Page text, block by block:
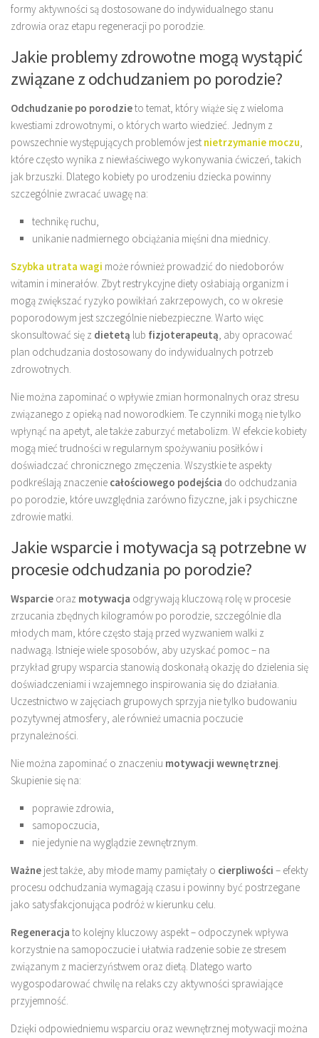
formy aktywności są dostosowane do indywidualnego stanu
zdrowia oraz etapu regeneracji po porodzie.
Jakie problemy zdrowotne mogą wystąpić
związane z odchudzaniem po porodzie?
Odchudzanie po porodzieto temat, który wiąże się z wieloma
kwestiami zdrowotnymi, o których warto wiedzieć. Jednym z
powszechnie występujących problemów jest nietrzymanie moczu,
które często wynika z niewłaściwego wykonywania ćwiczeń, takich
jak brzuszki. Dlatego kobiety po urodzeniu dziecka powinny
szczególnie zwracać uwagę na:
technikę ruchu,
unikanie nadmiernego obciążania mięśni dna miednicy.
Szybka utrata wagi może również prowadzić do niedoborów
witamin i minerałów. Zbyt restrykcyjne diety osłabiają organizm i
mogą zwiększać ryzyko powikłań zakrzepowych, co w okresie
poporodowym jest szczególnie niebezpieczne. Warto więc
skonsultować się z dietetą lub fizjoterapeutą, aby opracować
plan odchudzania dostosowany do indywidualnych potrzeb
zdrowotnych.
Nie można zapominać o wpływie zmian hormonalnych oraz stresu
związanego z opieką nad noworodkiem. Te czynniki mogą nie tylko
wpłynąć na apetyt, ale także zaburzyć metabolizm. W efekcie kobiety
mogą mieć trudności w regularnym spożywaniu posiłków i
doświadczać chronicznego zmęczenia. Wszystkie te aspekty
podkreślają znaczenie całościowego podejścia do odchudzania
po porodzie, które uwzględnia zarówno fizyczne, jak i psychiczne
zdrowie matki.
Jakie wsparcie i motywacja są potrzebne w
procesie odchudzania po porodzie?
Wsparcie oraz motywacja odgrywają kluczową rolę w procesie
zrzucania zbędnych kilogramów po porodzie, szczególnie dla
młodych mam, które często stają przed wyzwaniem walki z
nadwagą. Istnieje wiele sposobów, aby uzyskać pomoc – na
przykład grupy wsparcia stanowią doskonałą okazję do dzielenia się
doświadczeniami i wzajemnego inspirowania się do działania.
Uczestnictwo w zajęciach grupowych sprzyja nie tylko budowaniu
pozytywnej atmosfery, ale również umacnia poczucie
przynależności.
Nie można zapominać o znaczeniu motywacji wewnętrznej.
Skupienie się na:
poprawie zdrowia,
samopoczucia,
nie jedynie na wyglądzie zewnętrznym.
Ważne jest także, aby młode mamy pamiętały o cierpliwości – efekty
procesu odchudzania wymagają czasu i powinny być postrzegane
jako satysfakcjonująca podróż w kierunku celu.
Regeneracja to kolejny kluczowy aspekt – odpoczynek wpływa
korzystnie na samopoczucie i ułatwia radzenie sobie ze stresem
związanym z macierzyństwem oraz dietą. Dlatego warto
wygospodarować chwilę na relaks czy aktywności sprawiające
przyjemność.
Dzięki odpowiedniemu wsparciu oraz wewnętrznej motywacji można